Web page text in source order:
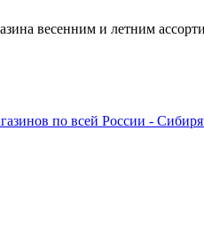
весенним и летним